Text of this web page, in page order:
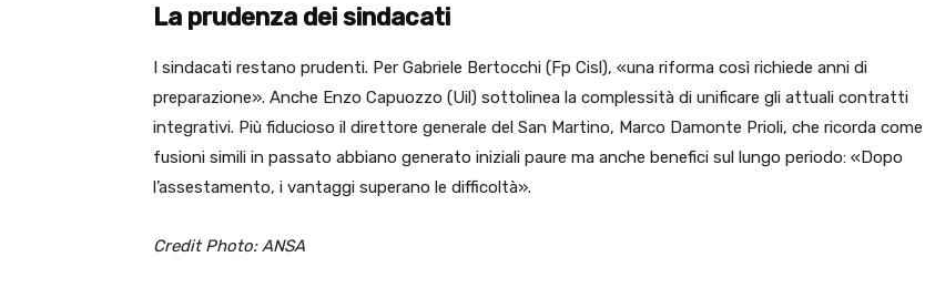
La prudenza dei sindacati
I sindacati restano prudenti. Per Gabriele Bertocchi (Fp Cisl), «una riforma così richiede anni di
preparazione». Anche Enzo Capuozzo (Uil) sottolinea la complessità di unificare gli attuali contratti
integrativi. Più fiducioso il direttore generale del San Martino, Marco Damonte Prioli, che ricorda come
fusioni simili in passato abbiano generato iniziali paure ma anche benefici sul lungo periodo: «Dopo
l’assestamento, i vantaggi superano le difficoltà».
Credit Photo: ANSA